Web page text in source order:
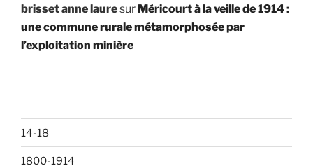
brisset anne lauresur Méricourt à la veille de 1914 :
une commune rurale métamorphosée par
l’exploitation minière
14-18
1800-1914